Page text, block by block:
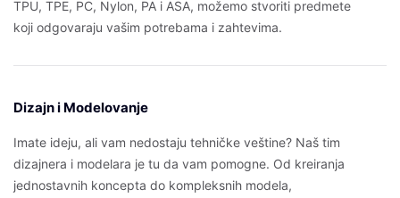
TPU, TPE, PC, Nylon, PA i ASA, možemo stvoriti predmete
koji odgovaraju vašim potrebama i zahtevima.
Dizajn i Modelovanje
Imate ideju, ali vam nedostaju tehničke veštine? Naš tim
dizajnera i modelara je tu da vam pomogne. Od kreiranja
jednostavnih koncepta do kompleksnih modela,